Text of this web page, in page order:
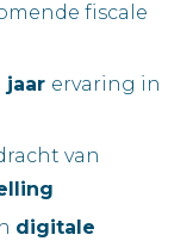
fiscale
jaar ervaring in
van
digitale